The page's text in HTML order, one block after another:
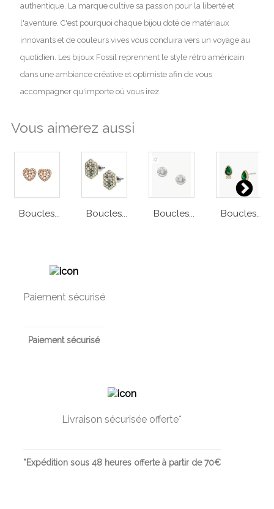
authentique. La marque cultive sa passion pour la liberté et
l'aventure. C'est pourquoi chaque bijou doté de matériaux
innovants et de couleurs vives vous conduira vers un voyage au
quotidien. Les bijoux Fossil reprennent le style rétro américain
dans une ambiance créative et optimiste afin de vous
accompagner qu'importe où vous irez.
Vous aimerez aussi
Boucles... Boucles... Boucles... Boucles...
Paiement sécurisé
Paiement sécurisé
Livraison sécurisée offerte*
*Expédition sous 48 heures offerte à partir de 70€